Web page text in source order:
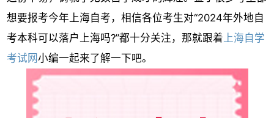
想要报考今年上海自考，相信各位考生对“2024年外地自
考本科可以落户上海吗?”都十分关注，那就跟着上海自学
考试网小编一起来了解一下吧。